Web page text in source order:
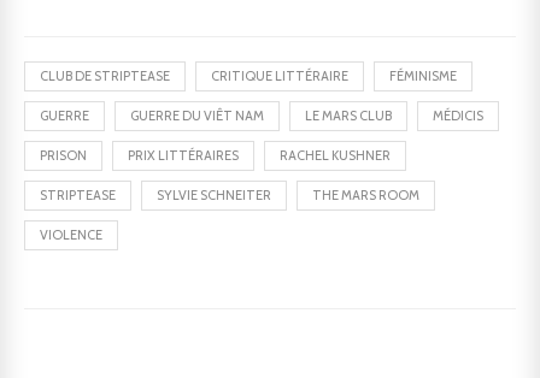
CLUB DE STRIPTEASE CRITIQUE LITTÉRAIRE FÉMINISME
GUERRE GUERRE DU VIÊT NAM LE MARS CLUB MÉDICIS
PRISON PRIX LITTÉRAIRES RACHEL KUSHNER
STRIPTEASE SYLVIE SCHNEITER THE MARS ROOM
VIOLENCE